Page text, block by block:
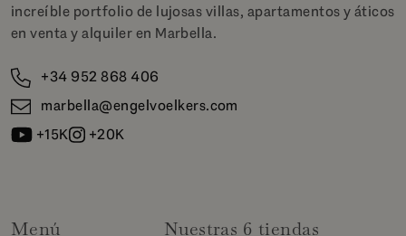
increíble portfolio de lujosas villas, apartamentos y áticos
en venta y alquiler en Marbella.
+34 952 868 406
marbella@engelvoelkers.com
+15K
+20K
Menú Nuestras 6 tiendas